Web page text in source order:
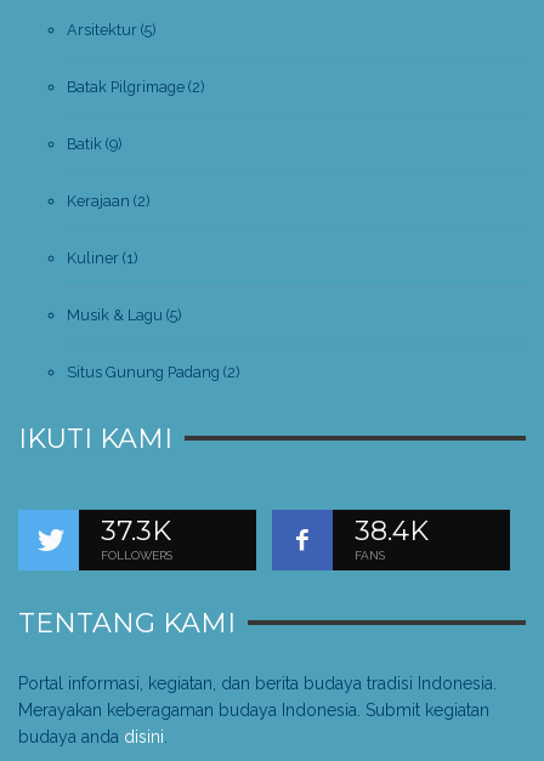
Arsitektur (5)
Batak Pilgrimage (2)
Batik (9)
Kerajaan (2)
Kuliner (1)
Musik & Lagu (5)
Situs Gunung Padang (2)
IKUTI KAMI
37.3K
FOLLOWERS
38.4K
FANS
TENTANG KAMI
Portal informasi, kegiatan, dan berita budaya tradisi Indonesia.
Merayakan keberagaman budaya Indonesia. Submit kegiatan
budaya anda disini